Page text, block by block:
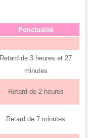
Ponctualité
Retard de 3 heures et 27
minutes
Retard de 2 heures
Retard de 7 minutes